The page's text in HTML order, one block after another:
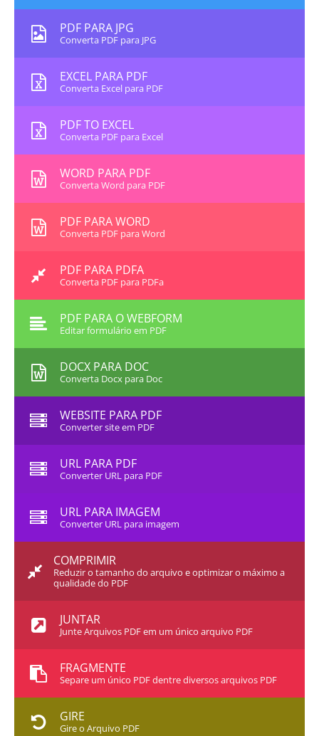
PDF PARA JPG
Converta PDF para JPG
EXCEL PARA PDF
Converta Excel para PDF
PDF TO EXCEL
Converta PDF para Excel
WORD PARA PDF
Converta Word para PDF
PDF PARA WORD
Converta PDF para Word
PDF PARA PDFA
Converta PDF para PDFa
PDF PARA O WEBFORM
Editar formulário em PDF
DOCX PARA DOC
Converta Docx para Doc
WEBSITE PARA PDF
Converter site em PDF
URL PARA PDF
Converter URL para PDF
URL PARA IMAGEM
Converter URL para imagem
COMPRIMIR
Reduzir o tamanho do arquivo e optimizar o máximo a
qualidade do PDF
JUNTAR
Junte Arquivos PDF em um único arquivo PDF
FRAGMENTE
Separe um único PDF dentre diversos arquivos PDF
GIRE
Gire o Arquivo PDF